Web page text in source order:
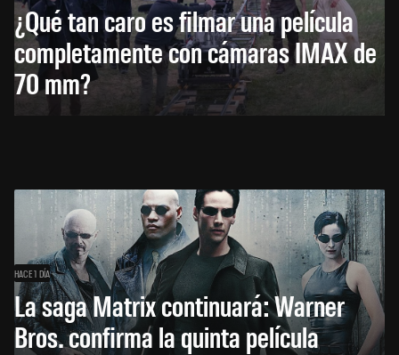
¿Qué tan caro es filmar una película
completamente con cámaras IMAX de
70 mm?
HACE 1 DÍA
La saga Matrix continuará: Warner
Bros. confirma la quinta película